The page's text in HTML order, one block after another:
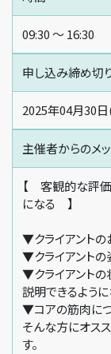
09:30 〜 16:30
申し込み締め切
2025年04月30
主催者からのメ
【 客観的な評価
になる 】
▼クライアント
▼クライアントの
▼クライアント
説明できるよう
▼コアの筋肉に
そんな方にオス
す。